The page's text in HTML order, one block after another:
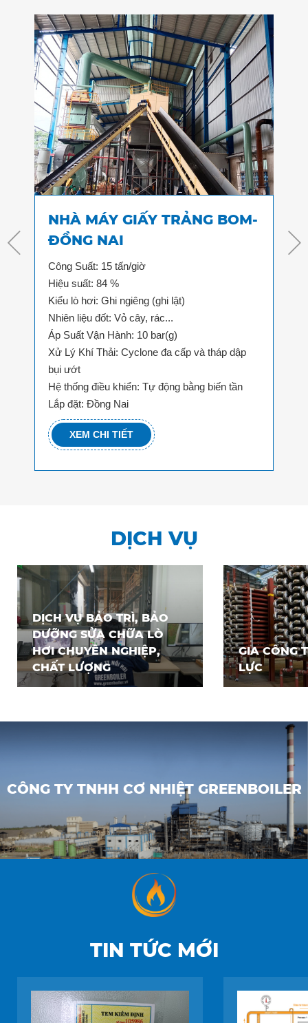
NHÀ MÁY GIẤY TRẢNG BOM-
ĐỒNG NAI
Công Suất: 15 tấn/giờ
Hiệu suất: 84 %
Kiểu lò hơi: Ghi ngiêng (ghi lật)
Nhiên liệu đốt: Vỏ cây, rác...
Áp Suất Vận Hành: 10 bar(g)
Xử Lý Khí Thải: Cyclone đa cấp và tháp dập
bụi ướt
Hệ thống điều khiển: Tự động bằng biến tần
Lắp đặt: Đồng Nai
XEM CHI TIẾT
DỊCH VỤ
DỊCH VỤ BẢO TRÌ, BẢO
DƯỠNG SỬA CHỮA LÒ
HƠI CHUYÊN NGHIỆP,
CHẤT LƯỢNG
GIA CÔNG
LỰC
CÔNG TY TNHH CƠ NHIỆT GREENBOILER
TIN TỨC MỚI